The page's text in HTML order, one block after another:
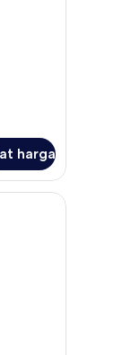
harga
Selimut bulu angsa,